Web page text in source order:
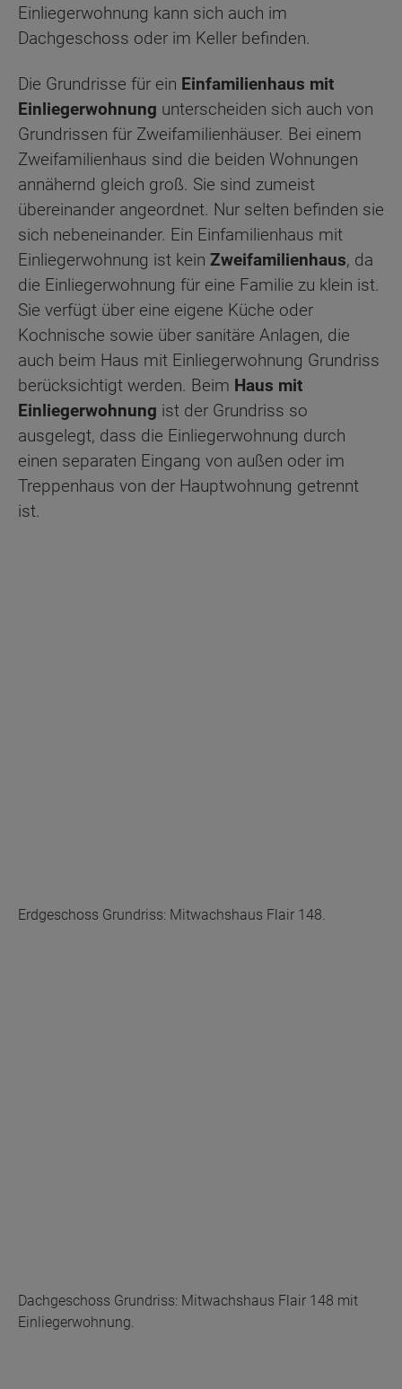
Einliegerwohnung kann sich auch im
Dachgeschoss oder im Keller befinden.
Die Grundrisse für ein Einfamilienhaus mit
Einliegerwohnung unterscheiden sich auch von
Grundrissen für Zweifamilienhäuser. Bei einem
Zweifamilienhaus sind die beiden Wohnungen
annähernd gleich groß. Sie sind zumeist
übereinander angeordnet. Nur selten befinden sie
sich nebeneinander. Ein Einfamilienhaus mit
Einliegerwohnung ist kein Zweifamilienhaus, da
die Einliegerwohnung für eine Familie zu klein ist.
Sie verfügt über eine eigene Küche oder
Kochnische sowie über sanitäre Anlagen, die
auch beim Haus mit Einliegerwohnung Grundriss
berücksichtigt werden. Beim Haus mit
Einliegerwohnung ist der Grundriss so
ausgelegt, dass die Einliegerwohnung durch
einen separaten Eingang von außen oder im
Treppenhaus von der Hauptwohnung getrennt
ist.
Erdgeschoss Grundriss: Mitwachshaus Flair 148.
Dachgeschoss Grundriss: Mitwachshaus Flair 148 mit
Einliegerwohnung.